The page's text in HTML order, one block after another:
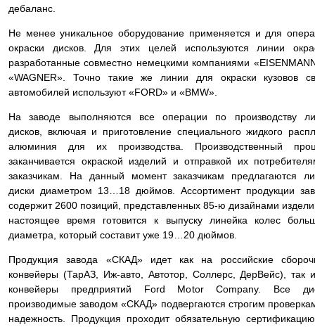
дебаланс.
Не менее уникальное оборудование применяется и для
окраски дисков. Для этих целей используются линии
разработанные совместно немецкими компаниями
«WAGNER». Точно такие же линии для окраски кузовов
автомобилей используют «FORD» и «BMW».
На заводе выполняются все операции по производству
дисков, включая и приготовление специального жидкого
алюминия для их производства. Производственный
заканчивается окраской изделий и отправкой их
заказчикам. На данный момент заказчикам предлагаются
диски диаметром 13…18 дюймов. Ассортимент продукции
содержит 2600 позиций, представленных 85-ю дизайнами
настоящее время готовится к выпуску линейка колес
диаметра, который составит уже 19…20 дюймов.
Продукция завода «СКАД» идет как на российские
конвейеры (ТарАЗ, Иж-авто, Автотор, Соллерс, ДерВейс), так
конвейеры предприятий Ford Motor Company. Все
производимые заводом «СКАД» подвергаются строгим
надежность. Продукция проходит обязательную